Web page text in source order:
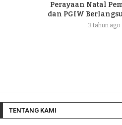
Perayaan Natal
dan PGIW
3 tahun ago
TENTANG KAMI